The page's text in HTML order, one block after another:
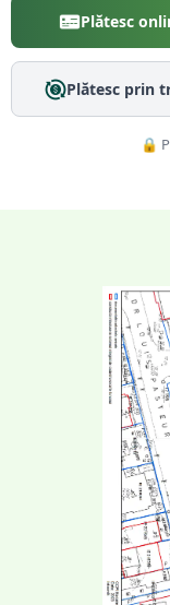
Plătesc
Plătesc prin
🔒